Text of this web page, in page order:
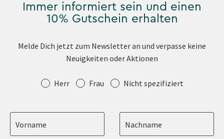
Immer informiert sein und einen
10% Gutschein erhalten
Melde Dich jetzt zum Newsletter an und verpasse keine
Neuigkeiten oder Aktionen
Anrede Herr Frau Nicht spezifiziert
Vorname Nachname